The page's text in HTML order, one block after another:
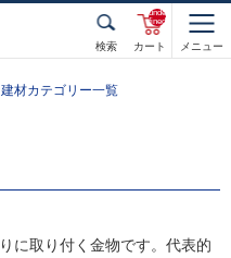
検索 カート
unde
fined
メニュー
建材カテゴリー一覧
に取り付く金物です。代表的